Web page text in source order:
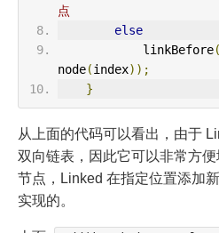
点
else
            linkBefore
(
node(index));
}
从上面的代码可以看出，由于
双向链表，因此它可以非常方
节点，Linked 在指定位置添加
实现的。